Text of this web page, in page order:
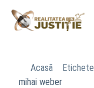
Acasă Etichete
mihai weber